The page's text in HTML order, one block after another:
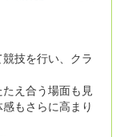
技を行い、クラ
え合う場面も見
もさらに高まり